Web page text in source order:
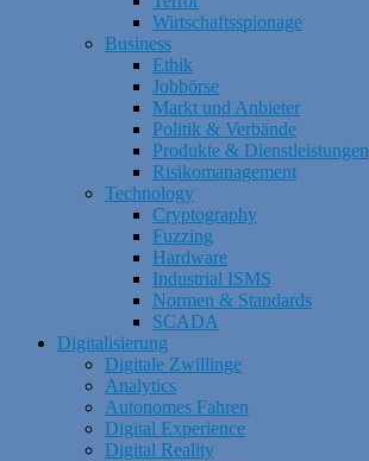
Wirtschaftsspionage
Business
Ethik
Jobbörse
Markt und Anbieter
Politik & Verbände
Produkte & Dienstleistungen
Risikomanagement
Technology
Cryptography
Fuzzing
Hardware
Industrial ISMS
Normen & Standards
SCADA
Digitalisierung
Digitale Zwillinge
Analytics
Autonomes Fahren
Digital Experience
Digital Reality